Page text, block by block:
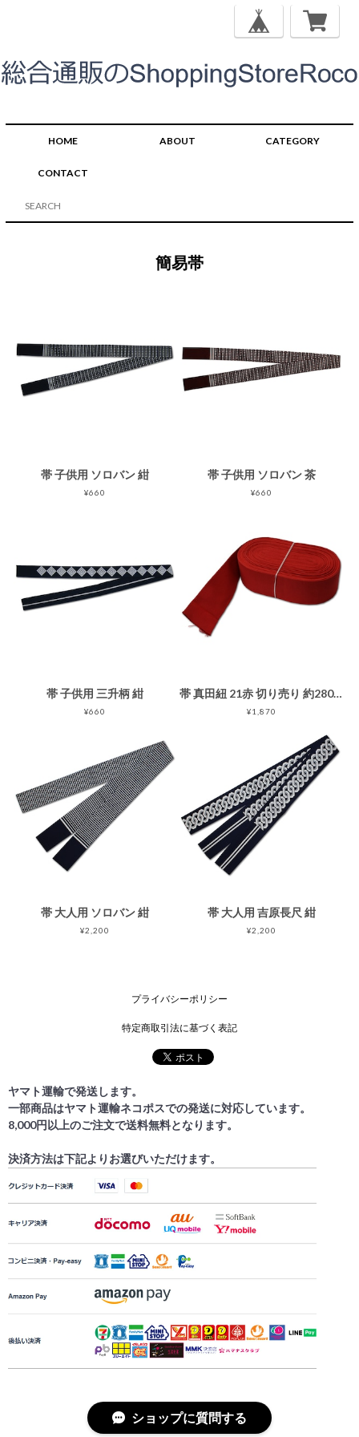
HOME ABOUT CATEGORY
CONTACT
簡易帯
帯 子供用 ソロバン 紺
¥660
帯 子供用 ソロバン 茶
¥660
帯 子供用 三升柄 紺
¥660
帯 真田紐 21赤 切り売り 約280センチ
¥1,870
帯 大人用 ソロバン 紺
¥2,200
帯 大人用 吉原長尺 紺
¥2,200
プライバシーポリシー
特定商取引法に基づく表記
ヤマト運輸で発送します。
一部商品はヤマト運輸ネコポスでの発送に対応しています。
8,000円以上のご注文で送料無料となります。
決済方法は下記よりお選びいただけます。
ショップに質問する